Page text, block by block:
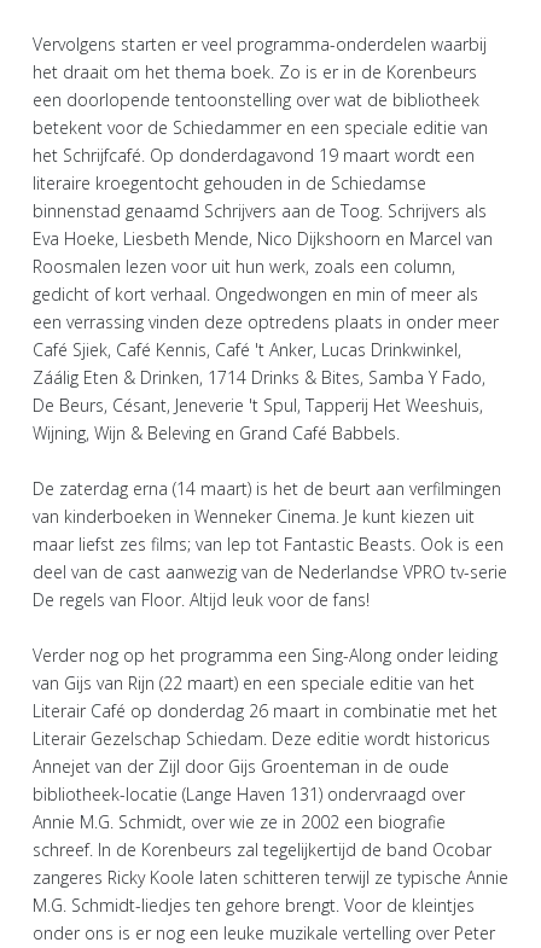
Vervolgens starten er veel programma-onderdelen waarbij
het draait om het thema boek. Zo is er in de Korenbeurs
een doorlopende tentoonstelling over wat de bibliotheek
betekent voor de Schiedammer en een speciale editie van
het Schrijfcafé. Op donderdagavond 19 maart wordt een
literaire kroegentocht gehouden in de Schiedamse
binnenstad genaamd Schrijvers aan de Toog. Schrijvers als
Eva Hoeke, Liesbeth Mende, Nico Dijkshoorn en Marcel van
Roosmalen lezen voor uit hun werk, zoals een column,
gedicht of kort verhaal. Ongedwongen en min of meer als
een verrassing vinden deze optredens plaats in onder meer
Café Sjiek, Café Kennis, Café 't Anker, Lucas Drinkwinkel,
Záálig Eten & Drinken, 1714 Drinks & Bites, Samba Y Fado,
De Beurs, Césant, Jeneverie 't Spul, Tapperij Het Weeshuis,
Wijning, Wijn & Beleving en Grand Café Babbels.
De zaterdag erna (14 maart) is het de beurt aan verfilmingen
van kinderboeken in Wenneker Cinema. Je kunt kiezen uit
maar liefst zes films; van Iep tot Fantastic Beasts. Ook is een
deel van de cast aanwezig van de Nederlandse VPRO tv-serie
De regels van Floor. Altijd leuk voor de fans!
Verder nog op het programma een Sing-Along onder leiding
van Gijs van Rijn (22 maart) en een speciale editie van het
Literair Café op donderdag 26 maart in combinatie met het
Literair Gezelschap Schiedam. Deze editie wordt historicus
Annejet van der Zijl door Gijs Groenteman in de oude
bibliotheek-locatie (Lange Haven 131) ondervraagd over
Annie M.G. Schmidt, over wie ze in 2002 een biografie
schreef. In de Korenbeurs zal tegelijkertijd de band Ocobar
zangeres Ricky Koole laten schitteren terwijl ze typische Annie
M.G. Schmidt-liedjes ten gehore brengt. Voor de kleintjes
onder ons is er nog een leuke muzikale vertelling over Peter